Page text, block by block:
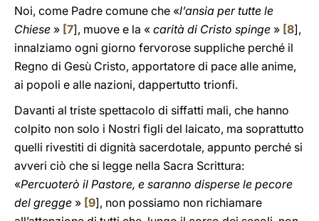
Noi, come Padre comune che «l’ansia per tutte le
Chiese » [7], muove e la « carità di Cristo spinge » [8],
innalziamo ogni giorno fervorose suppliche perché il
Regno di Gesù Cristo, apportatore di pace alle anime,
ai popoli e alle nazioni, dappertutto trionfi.
Davanti al triste spettacolo di siffatti mali, che hanno
colpito non solo i Nostri figli del laicato, ma soprattutto
quelli rivestiti di dignità sacerdotale, appunto perché si
avveri ciò che si legge nella Sacra Scrittura:
«Percuoterò il Pastore, e saranno disperse le pecore
del gregge » [9], non possiamo non richiamare